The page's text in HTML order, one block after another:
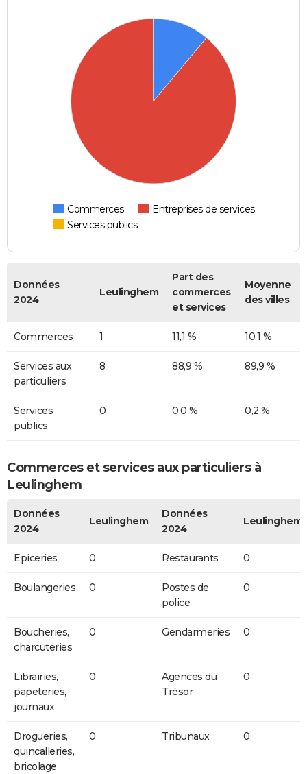
Commerces
Entreprises de services
Services publics
Données
2024
Leulinghem
Part des
commerces
et services
Moyenne
des villes
Commerces 1 11,1 % 10,1 %
Services aux
particuliers
8 88,9 % 89,9 %
Services
publics
0 0,0 % 0,2 %
Commerces et services aux particuliers à
Leulinghem
Données
2024
Leulinghem
Données
2024
Leulinghem
Epiceries 0 Restaurants 0
Boulangeries 0
Postes de
police
0
Boucheries,
charcuteries
0 Gendarmeries 0
Librairies,
papeteries,
journaux
0
Agences du
Trésor
0
Drogueries,
quincalleries,
bricolage
0 Tribunaux 0